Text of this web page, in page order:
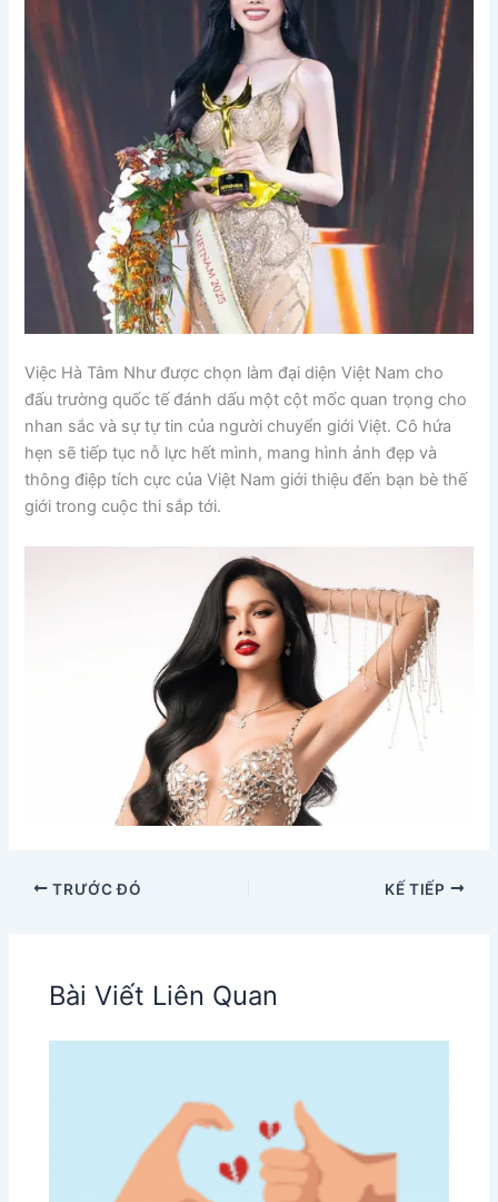
Việc Hà Tâm Như được chọn làm đại diện Việt Nam cho
đấu trường quốc tế đánh dấu một cột mốc quan trọng cho
nhan sắc và sự tự tin của người chuyển giới Việt. Cô hứa
hẹn sẽ tiếp tục nỗ lực hết mình, mang hình ảnh đẹp và
thông điệp tích cực của Việt Nam giới thiệu đến bạn bè thế
giới trong cuộc thi sắp tới.
TRƯỚC ĐÓ KẾ TIẾP
Bài Viết Liên Quan